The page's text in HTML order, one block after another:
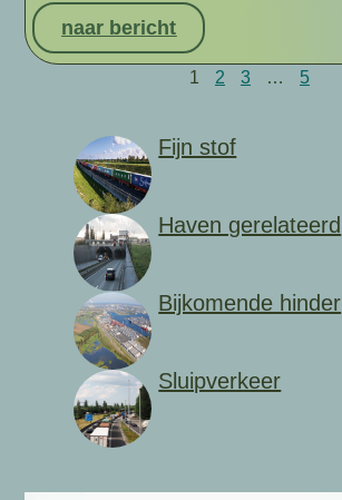
naar bericht
1 2 3 … 5
Fijn stof
Haven gerelateerd
Bijkomende hinder
Sluipverkeer